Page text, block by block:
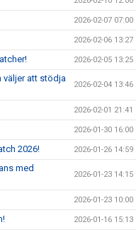
2026-02-07 07:00
2026-02-06 13:27
2026-02-05 13:25
väljer att stödja
2026-02-04 13:46
2026-02-01 21:41
2026-01-30 16:00
2026! 2026-01-26 14:59
med
2026-01-23 14:15
2026-01-23 10:00
2026-01-16 15:13